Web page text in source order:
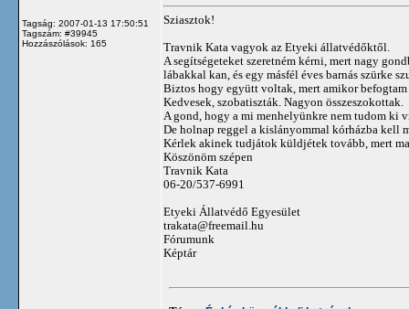
Tagság: 2007-01-13 17:50:51
Tagszám: #39945
Hozzászólások: 165
Sziasztok!
Travnik Kata vagyok az Etyeki állatvédőktől.
A segítségeteket szeretném kérni, mert nagy
lábakkal kan, és egy másfél éves barnás szürke
Biztos hogy együtt voltak, mert amikor
Kedvesek, szobatiszták. Nagyon összeszokottak.
A gond, hogy a mi menhelyünkre nem tudom
De holnap reggel a kislányommal kórházba kell
Kérlek akinek tudjátok küldjétek tovább, mert
Köszönöm szépen
Travnik Kata
06-20/537-6991
Etyeki Állatvédő Egyesület
trakata@freemail.hu
Fórumunk
Képtár